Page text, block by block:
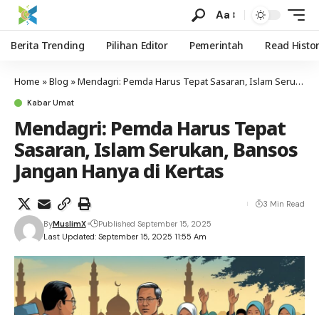
Aa
Berita Trending Pilihan Editor Pemerintah Read
Home »Blog »Mendagri: Pemda Harus Tepat Sasaran, Islam Serukan, Bansos Jangan Hanya di Kertas
Kabar Umat
Mendagri: Pemda Harus Tepat
Sasaran, Islam Serukan, Bansos
Jangan Hanya di Kertas
Last Updated: September 15, 2025 11:55 Am
ByMuslimX Published September 15, 2025
3 Min Read